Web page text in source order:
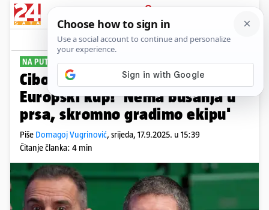
PRIJAVA
Sport Komentari
NA PUTU POVRATKA
Cibona kreće u kvalifikacije za
Europski kup! 'Nema busanja u
prsa, skromno gradimo ekipu'
Piše Domagoj Vugrinović, srijeda, 17.9.2025. u 15:39
Čitanje članka: 4 min